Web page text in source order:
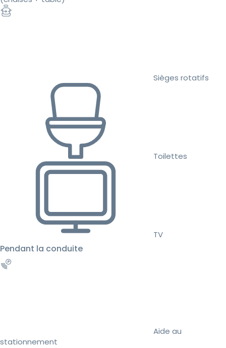
Sièges rotatifs
Toilettes
TV
Pendant la conduite
Aide au
stationnement